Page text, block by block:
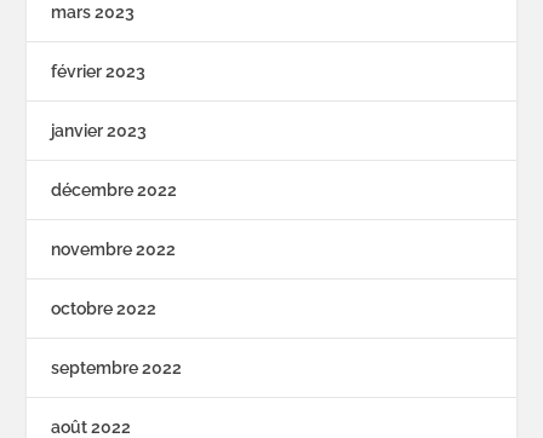
mars 2023
février 2023
janvier 2023
décembre 2022
novembre 2022
octobre 2022
septembre 2022
août 2022